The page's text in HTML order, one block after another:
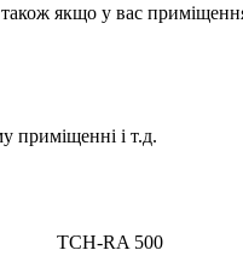
якщо у вас
приміщенні і т.д.
TCH-RA 500